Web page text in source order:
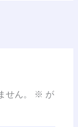
ん。 ※ が